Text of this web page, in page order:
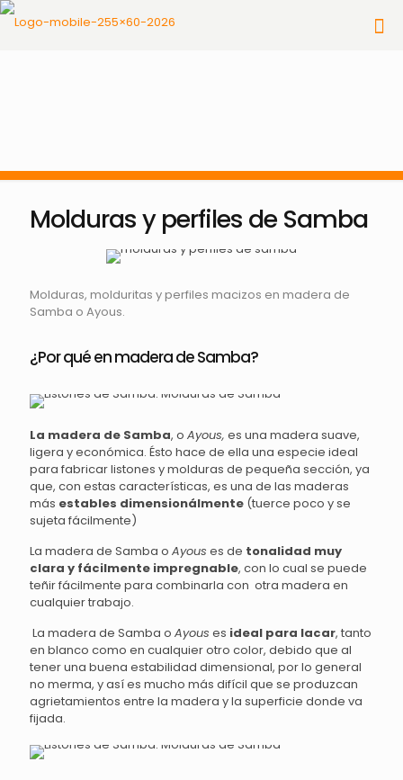
Molduras y perfiles de Samba
Molduras, molduritas y perfiles macizos en madera de
Samba o Ayous.
¿Por qué en madera de Samba?
La madera de Samba, o Ayous, es una madera suave,
ligera y económica. Ésto hace de ella una especie ideal
para fabricar listones y molduras de pequeña sección, ya
que, con estas características, es una de las maderas
más estables dimensionálmente (tuerce poco y se
sujeta fácilmente)
La madera de Samba o Ayous es de tonalidad muy
clara y fácilmente impregnable, con lo cual se puede
teñir fácilmente para combinarla con otra madera en
cualquier trabajo.
La madera de Samba o Ayous es ideal para lacar, tanto
en blanco como en cualquier otro color, debido que al
tener una buena estabilidad dimensional, por lo general
no merma, y así es mucho más difícil que se produzcan
agrietamientos entre la madera y la superficie donde va
fijada.